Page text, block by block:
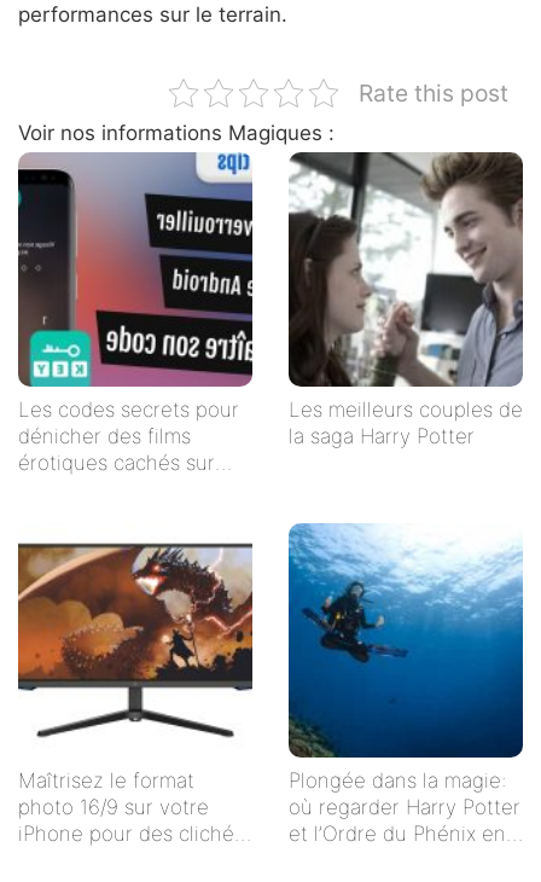
performances sur le terrain.
Rate this post
Voir nos informations Magiques :
Les codes secrets pour
dénicher des films
érotiques cachés sur
Les meilleurs couples de
la saga Harry Potter
Maîtrisez le format
photo 16/9 sur votre
iPhone pour des clichés
Plongée dans la magie:
où regarder Harry Potter
et l’Ordre du Phénix en